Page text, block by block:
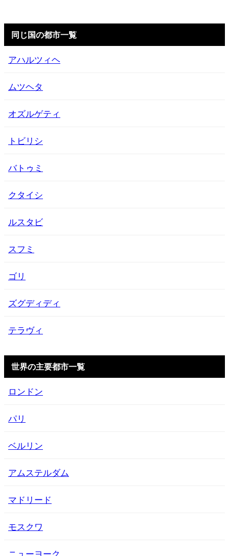
同じ国の都市一覧
アハルツィヘ
ムツヘタ
オズルゲティ
トビリシ
バトゥミ
クタイシ
ルスタビ
スフミ
ゴリ
ズグディディ
テラヴィ
世界の主要都市一覧
ロンドン
パリ
ベルリン
アムステルダム
マドリード
モスクワ
ニューヨーク